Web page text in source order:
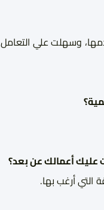
وسهلت علي
عليك أعمالك عن بعد؟
التي أرغب بها.